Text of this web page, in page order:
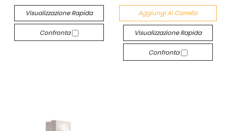
Visualizzazione Rapida
Confronta
Aggiungi Al Carrello
Visualizzazione Rapida
Confronta